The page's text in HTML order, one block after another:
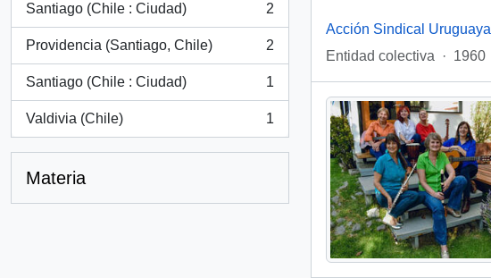
Santiago (Chile : Ciudad)
, 2 resultados
2
Providencia (Santiago, Chile)
, 2 resultados
2
Santiago (Chile : Ciudad)
, 1 resultados
1
Valdivia (Chile)
, 1 resultados
1
Materia
Acción Sindical Uruguaya
Entidad colectiva
· 1960